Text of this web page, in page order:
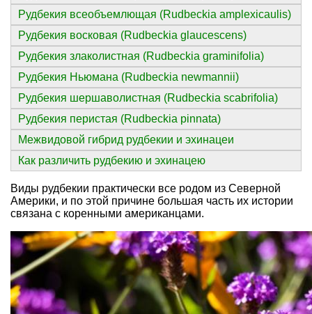
Рудбекия всеобъемлющая (Rudbeckia amplexicaulis)
Рудбекия восковая (Rudbeckia glaucescens)
Рудбекия злаколистная (Rudbeckia graminifolia)
Рудбекия Ньюмана (Rudbeckia newmannii)
Рудбекия шершаволистная (Rudbeckia scabrifolia)
Рудбекия перистая (Rudbeckia pinnata)
Межвидовой гибрид рудбекии и эхинацеи
Как различить рудбекию и эхинацею
Виды рудбекии практически все родом из Северной
Америки, и по этой причине большая часть их истории
связана с коренными американцами.